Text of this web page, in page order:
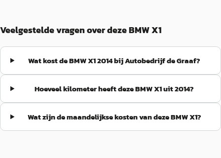
Veelgestelde vragen over deze BMW X1
Wat kost de BMW X1 2014 bij Autobedrijf de Graaf?
Hoeveel kilometer heeft deze BMW X1 uit 2014?
Wat zijn de maandelijkse kosten van deze BMW X1?